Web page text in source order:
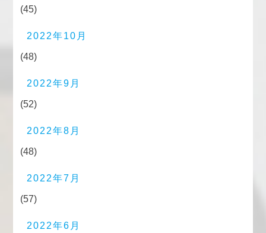
(45)
2022年10月
(48)
2022年9月
(52)
2022年8月
(48)
2022年7月
(57)
2022年6月